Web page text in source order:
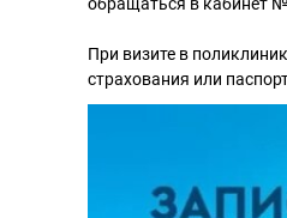
При визите в
страхования или